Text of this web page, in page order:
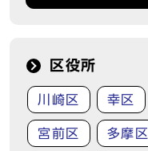
区役所
川崎区 幸区
宮前区 多摩区